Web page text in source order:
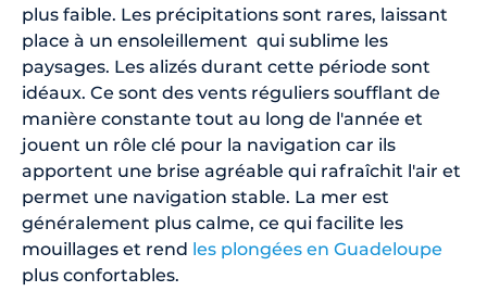
plus faible. Les précipitations sont rares, laissant
place à un ensoleillement qui sublime les
paysages. Les alizés durant cette période sont
idéaux. Ce sont des vents réguliers soufflant de
manière constante tout au long de l'année et
jouent un rôle clé pour la navigation car ils
apportent une brise agréable qui rafraîchit l'air et
permet une navigation stable. La mer est
généralement plus calme, ce qui facilite les
mouillages et rend les plongées en Guadeloupe
plus confortables.